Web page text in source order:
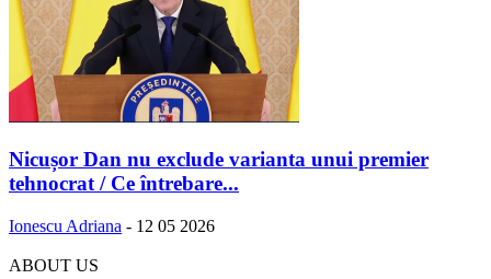
Nicușor Dan nu exclude varianta unui premier
tehnocrat / Ce întrebare...
Ionescu Adriana - 12 05 2026
ABOUT US